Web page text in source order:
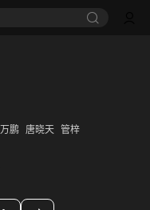
万鹏 唐晓天 管梓